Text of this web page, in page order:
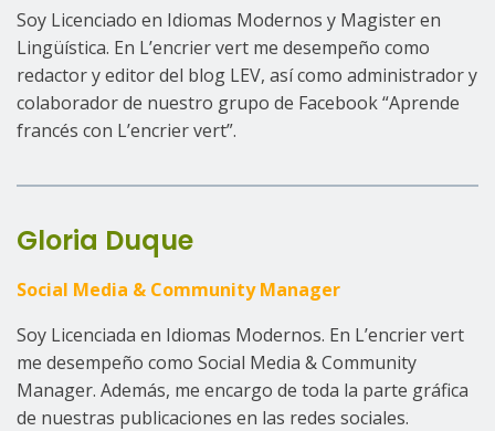
Soy Licenciado en Idiomas Modernos y Magister en
Lingüística. En L’encrier vert me desempeño como
redactor y editor del blog LEV, así como administrador y
colaborador de nuestro grupo de Facebook “Aprende
francés con L’encrier vert”.
Gloria Duque
Social Media & Community Manager
Soy Licenciada en Idiomas Modernos. En L’encrier vert
me desempeño como Social Media & Community
Manager. Además, me encargo de toda la parte gráfica
de nuestras publicaciones en las redes sociales.